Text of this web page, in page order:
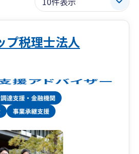
プ税理士法人